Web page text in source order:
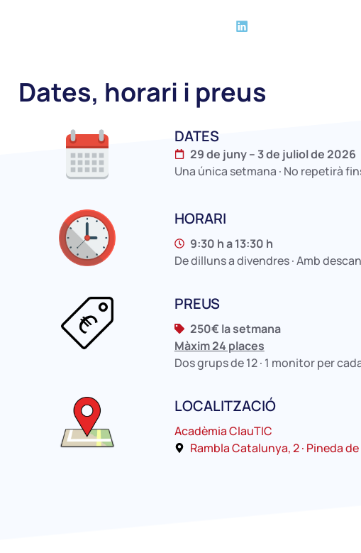
Dates, horari i preus
DATES
29 de juny – 3 de juliol de 2026
Una única setmana · No repetirà
HORARI
9:30 h a 13:30 h
De dilluns a divendres · Amb
PREUS
250€ la setmana
Màxim 24 places
Dos grups de 12 · 1 monitor per
LOCALITZACIÓ
Acadèmia ClauTIC
Rambla Catalunya, 2 · Pineda